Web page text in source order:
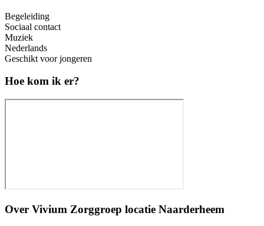
Begeleiding
Sociaal contact
Muziek
Nederlands
Geschikt voor jongeren
Hoe kom ik er?
Over Vivium Zorggroep locatie Naarderheem